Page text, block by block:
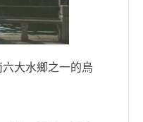
大水鄉之一的烏